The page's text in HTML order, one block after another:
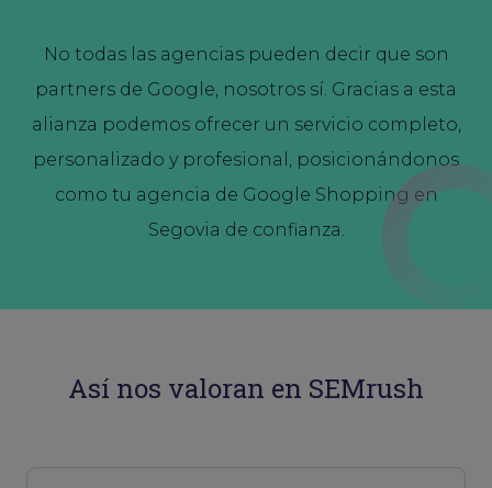
No todas las agencias pueden decir que son
partners de Google, nosotros sí. Gracias a esta
alianza podemos ofrecer un servicio completo,
personalizado y profesional, posicionándonos
como tu agencia de Google Shopping en
Segovia de confianza.
Así nos valoran en SEMrush